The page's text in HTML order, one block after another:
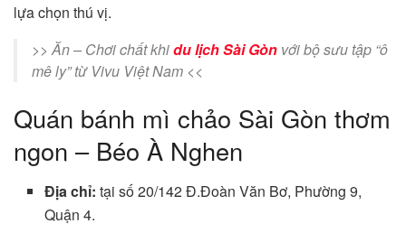
lựa chọn thú vị.
>> Ăn – Chơi chất khidu lịch Sài Gòn với bộ sưu tập “ô
mê ly” từ Vivu Việt Nam <<
Quán bánh mì chảo Sài Gòn thơm
ngon – Béo À Nghen
Địa chỉ:tại số 20/142 Đ.Đoàn Văn Bơ, Phường 9,
Quận 4.